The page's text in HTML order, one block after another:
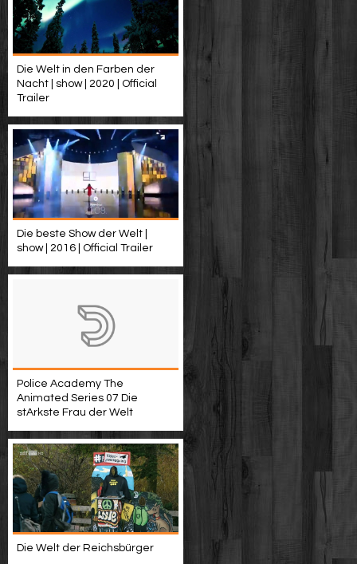
Die Welt in den Farben der
Nacht | show | 2020 | Official
Trailer
Die beste Show der Welt |
show | 2016 | Official Trailer
Police Academy The
Animated Series 07 Die
stArkste Frau der Welt
Die Welt der Reichsbürger